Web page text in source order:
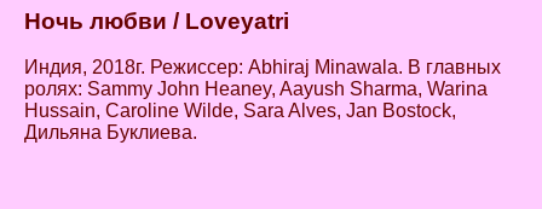
Ночь любви / Loveyatri
Индия, 2018г. Режиссер: Abhiraj Minawala. В главных
ролях: Sammy John Heaney, Aayush Sharma, Warina
Hussain, Caroline Wilde, Sara Alves, Jan Bostock,
Дильяна Буклиева.